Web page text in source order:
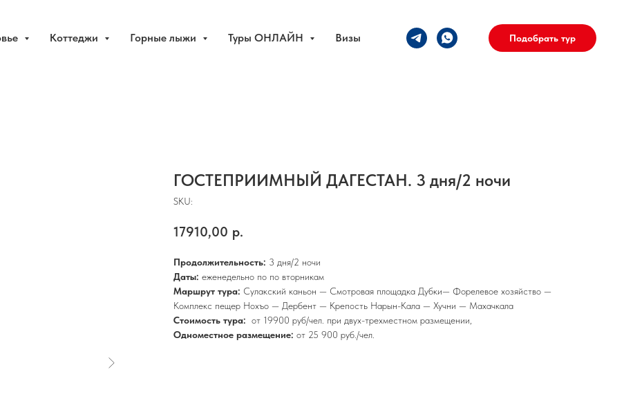
Коттеджи Горные лыжи Туры ОНЛАЙН Визы Подобрать тур
ГОСТЕПРИИМНЫЙ ДАГЕСТАН. 3 дня/2 ночи
SKU:
17910,00 р.
Продолжительность: 3 дня/2 ночи
Даты: еженедельно по по вторникам
Маршрут тура: Сулакский каньон — Смотровая площадка Дубки— Форелевое хозяйство —
Комплекс пещер Нохъо — Дербент — Крепость Нарын-Кала — Хучни — Махачкала
Стоимость тура: от 19900 руб/чел. при двух-трехместном размещении,
Одноместное размещение: от 25 900 руб./чел.